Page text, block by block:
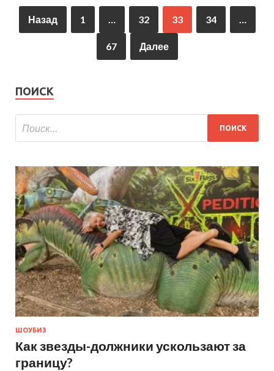
Назад 1 … 32 33 34 …
67 Далее
ПОИСК
ШОУБИЗ
Как звезды-должники ускользают за
границу?